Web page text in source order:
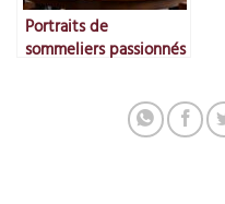
Portraits de
sommeliers passionnés